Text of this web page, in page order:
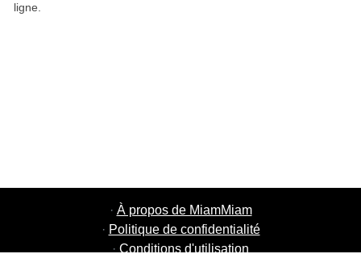
ligne.
· À propos de MiamMiam
· Politique de confidentialité
· Conditions d'utilisation